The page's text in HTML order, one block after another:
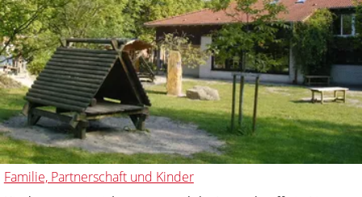
Familie, Partnerschaft und Kinder